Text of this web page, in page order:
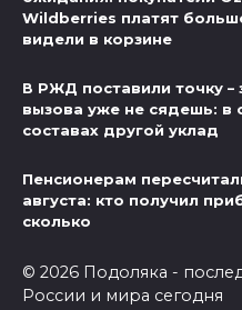
Wildberries платят
видели в корзине
В РЖД поставили точку –
вызова уже не сядешь: в
составах другой уклад
Пенсионерам
августа: кто получил
сколько
© 2026 Подоляка -
России и мира сегодня